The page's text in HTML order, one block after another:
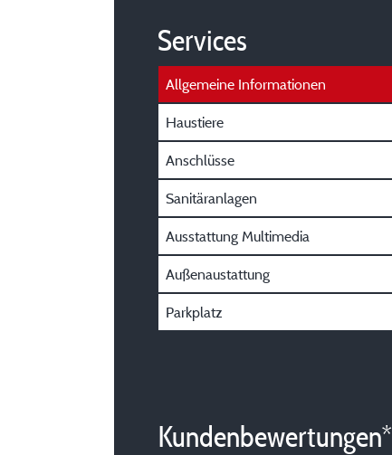
Services
Allgemeine Informationen
Haustiere
Anschlüsse
Sanitäranlagen
Ausstattung Multimedia
Außenaustattung
Parkplatz
Kundenbewertungen*